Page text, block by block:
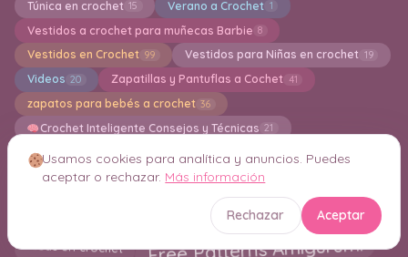
Túnica en crochet 15 Verano a Crochet 1
Vestidos a crochet para muñecas Barbie 8
Vestidos en Crochet 99 Vestidos para Niñas en crochet 19
Videos 20 Zapatillas y Pantuflas a Cochet 41
zapatos para bebés a crochet 36
Crochet Inteligente Consejos y Técnicas 21
Nube de etiquetas
Jumper en Crochet
Ideas en crochet Free Patterns Amigurumi
Usamos cookies para analítica y anuncios. Puedes
aceptar o rechazar. Más información
Rechazar Aceptar